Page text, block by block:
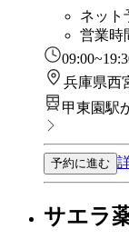
ネット
営業時
兵庫県西
甲東園駅
予約に進む
サエラ